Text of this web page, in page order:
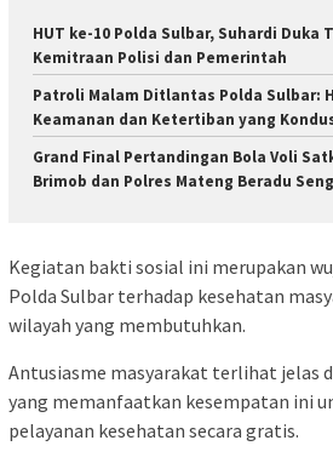
HUT ke-10 Polda Sulbar, Suhardi Duka
Kemitraan Polisi dan Pemerintah
Patroli Malam Ditlantas Polda Sulbar:
Keamanan dan Ketertiban yang
Grand Final Pertandingan Bola Voli
Brimob dan Polres Mateng Beradu
Kegiatan bakti sosial ini merupakan
Polda Sulbar terhadap kesehatan
wilayah yang membutuhkan.
Antusiasme masyarakat terlihat jelas
yang memanfaatkan kesempatan ini
pelayanan kesehatan secara gratis.